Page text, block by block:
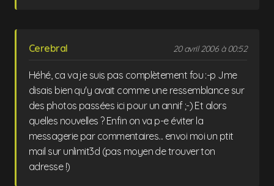
Cerebral 20 avril 2006 à 00:52
Héhé, ca va je suis pas complètement fou :-p Jme
disais bien qu'y avait comme une ressemblance sur
des photos passées ici pour un annif ;-) Et alors
quelles nouvelles ? Enfin on va p-e éviter la
messagerie par commentaires... envoi moi un ptit
mail sur unlimit3d (pas moyen de trouver ton
adresse !)